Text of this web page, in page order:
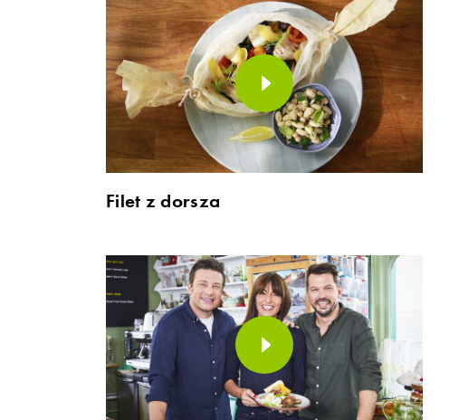
Filet z dorsza